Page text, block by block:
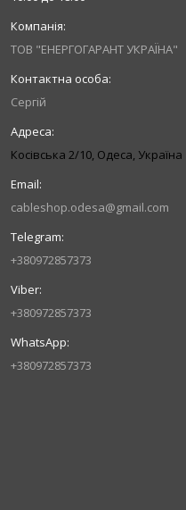
ТОВ "ЕНЕРГОГАРАНТ УКРАЇНА"
Сергій
Косівська 2/10, Одеса, Україна
cableshop.odesa@gmail.com
+380972857373
+380972857373
+380972857373